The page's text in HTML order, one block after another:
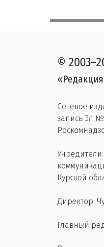
©
Сетевое
запись Эл №
Курской
Директор:
Главный